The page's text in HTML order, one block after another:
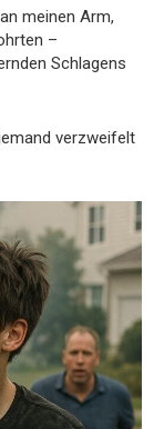
meinen Arm,
–
Schlagens
verzweifelt